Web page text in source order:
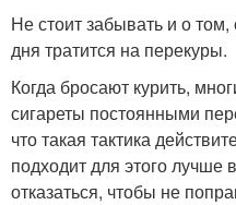
Не стоит забывать и о
дня тратится на перекуры.
Когда бросают курить,
сигареты постоянными
что такая тактика
подходит для этого лучше
отказаться, чтобы не